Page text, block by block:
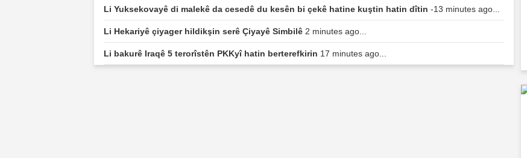
Li Yuksekovayê di malekê da cesedê du kesên bi çekê hatine kuştin hatin dîtin -13 minutes ago...
Li Hekariyê çiyager hildikşin serê Çiyayê Simbilê 2 minutes ago...
Li bakurê Iraqê 5 terorîstên PKKyî hatin berterefkirin 17 minutes ago...